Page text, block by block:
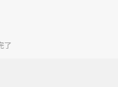
了